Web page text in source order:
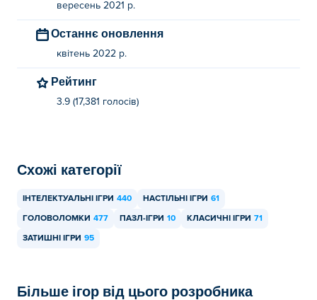
вересень 2021 р.
Останнє оновлення
квітень 2022 р.
Рейтинг
3.9 (17,381 голосів)
Схожі категорії
ІНТЕЛЕКТУАЛЬНІ ІГРИ 440 НАСТІЛЬНІ ІГРИ 61
ГОЛОВОЛОМКИ 477 ПАЗЛ-ІГРИ 10 КЛАСИЧНІ ІГРИ 71
ЗАТИШНІ ІГРИ 95
Більше ігор від цього розробника